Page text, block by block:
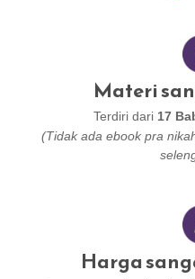
Materi
Terdiri dari 17
(Tidak ada ebook pra
Harga